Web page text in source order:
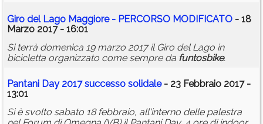
Giro del Lago Maggiore - PERCORSO MODIFICATO - 18
Marzo 2017 - 16:01
Si terrà domenica 19 marzo 2017 il Giro del Lago in
bicicletta organizzato come sempre da funtosbike.
Pantani Day 2017 successo solidale- 23 Febbraio 2017 -
13:01
Si è svolto sabato 18 febbraio, all'interno delle palestra